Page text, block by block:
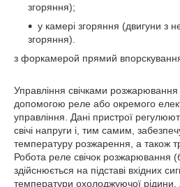
згоряння);
у камері згоряння (двигуни з
згоряння).
з форкамерой прямий
Управління свічками розжарювання
допомогою реле або окремого
управління. Дані пристрої
свічі напруги і, тим самим,
температуру розжарення, а також
Робота реле свічок розжарювання
здійснюється на підставі вхідних
температури охолоджуючої рідини,